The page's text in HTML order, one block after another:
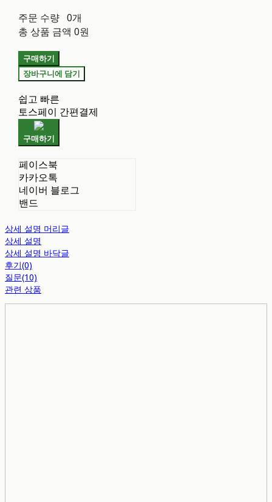
주문 수량 0개
총 상품 금액 0원
구매하기
장바구니에 담기
쉽고 빠른
토스페이 간편결제
구매하기
페이스북
카카오톡
네이버 블로그
밴드
상세 설명 머리글
상세 설명
상세 설명 바닥글
후기(0)
질문(10)
관련 상품